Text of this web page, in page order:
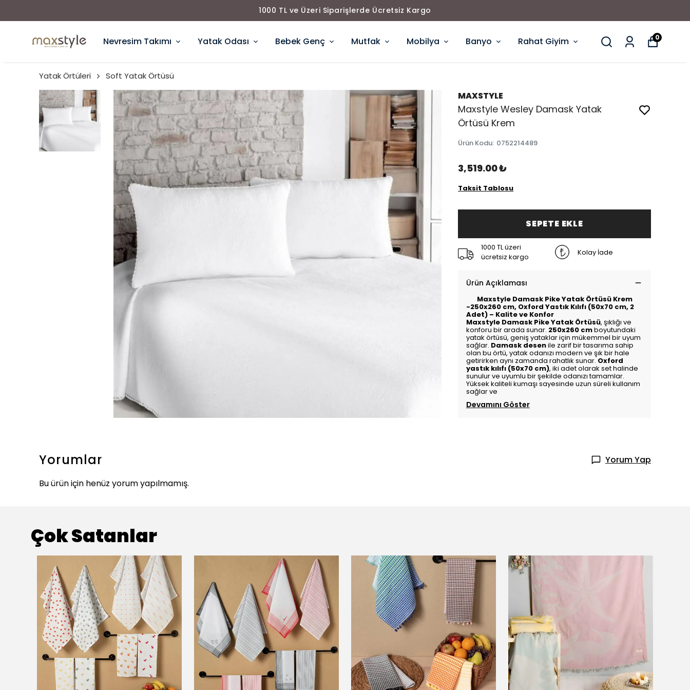
1000 TL ve Üzeri Siparişlerde Ücretsiz Kargo
Nevresim Takımı Yatak Odası Bebek Genç Mutfak Mobilya Banyo Rahat Giyim 0
Yatak Örtüleri Soft Yatak Örtüsü
MAXSTYLE
Maxstyle Wesley Damask Yatak
Örtüsü Krem
Ürün Kodu: 0752214489
3,519.00 ₺
Taksit Tablosu
SEPETE EKLE
1000 TL üzeri
ücretsiz kargo
Kolay İade
Ürün Açıklaması
Maxstyle Damask Pike Yatak Örtüsü Krem
-250x260 cm, Oxford Yastık Kılıfı (50x70 cm, 2
Adet) – Kalite ve Konfor
Maxstyle Damask Pike Yatak Örtüsü, şıklığı ve
konforu bir arada sunar. 250x260 cmboyutundaki
yatak örtüsü, geniş yataklar için mükemmel bir uyum
sağlar. Damask desenile zarif bir tasarıma sahip
olan bu örtü, yatak odanızı modern ve şık bir hale
getirirken aynı zamanda rahatlık sunar.Oxford
yastık kılıfı (50x70 cm), iki adet olarak set halinde
sunulur ve uyumlu bir şekilde odanızı tamamlar.
Yüksek kaliteli kumaşı sayesinde uzun süreli kullanım
sağlar ve
Devamını Göster
Yorumlar
Yorum Yap
Bu ürün için henüz yorum yapılmamış.
Çok Satanlar